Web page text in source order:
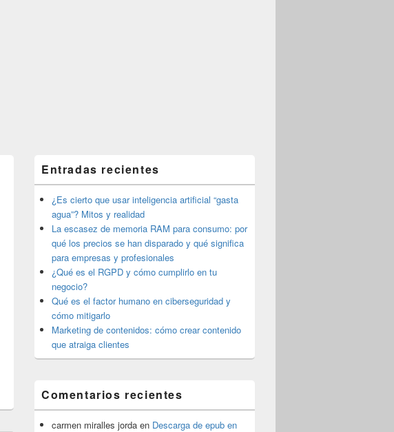
área
de
widget
barra
lateral
primaria
Entradas recientes
¿Es cierto que usar inteligencia artificial “gasta
agua”? Mitos y realidad
La escasez de memoria RAM para consumo: por
qué los precios se han disparado y qué significa
para empresas y profesionales
¿Qué es el RGPD y cómo cumplirlo en tu
negocio?
Qué es el factor humano en ciberseguridad y
cómo mitigarlo
Marketing de contenidos: cómo crear contenido
que atraiga clientes
Comentarios recientes
carmen miralles jorda en Descarga de epub en